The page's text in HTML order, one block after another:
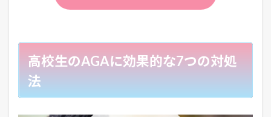
高校生のAGAに効果的な7つの対処
法